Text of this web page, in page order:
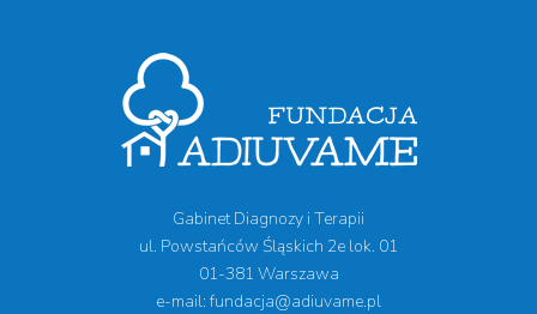
Gabinet Diagnozy i Terapii
ul. Powstańców Śląskich 2e lok. 01
01-381 Warszawa
e-mail: fundacja@adiuvame.pl